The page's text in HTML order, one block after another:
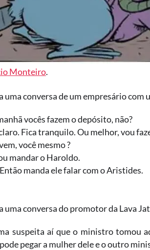
Monteiro.
uma conversa de um empresário
vocês fazem o depósito, não?
Fica tranquilo. Ou melhor, vou
você mesmo ?
mandar o Haroldo.
manda ele falar com o Aristides.
uma conversa do promotor da Lava
suspeita aí que o ministro tomou
pegar a mulher dele e o outro